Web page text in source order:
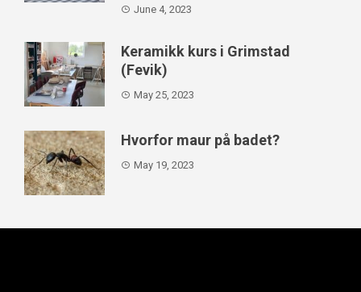
June 4, 2023
Keramikk kurs i Grimstad
(Fevik)
May 25, 2023
Hvorfor maur på badet?
May 19, 2023